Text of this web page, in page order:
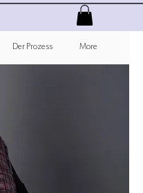
Der Prozess More